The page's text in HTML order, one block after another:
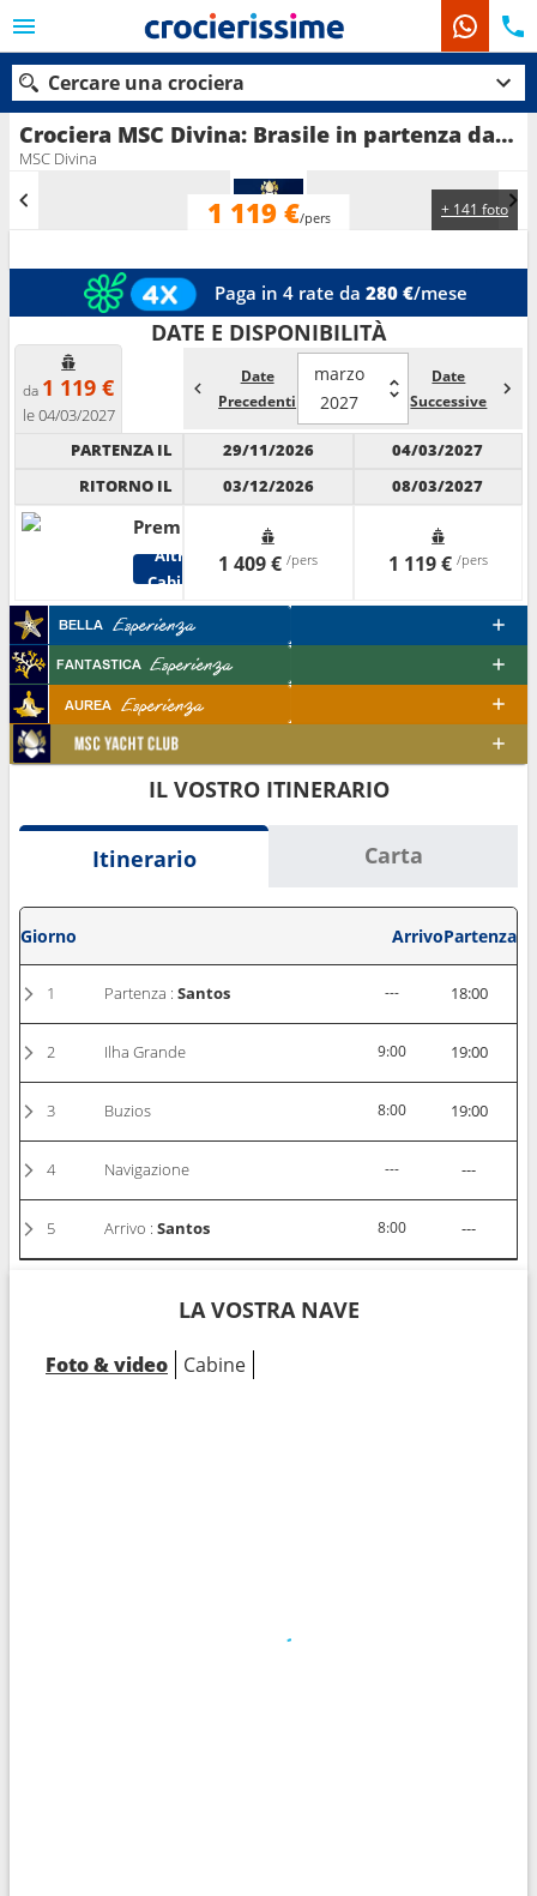
Crociera MSC Divina: Brasile in partenza da Santos
MSC Divina
+ 141 foto
1 119 €/pers
Paga in 4 rate da 280 €/mese
DATE E DISPONIBILITÀ
da 1 119 €
le 04/03/2027
Date
Precedenti
marzo
2027
Date
Successive
PARTENZA IL
RITORNO IL
Premium
Altre
Cabine
29/11/2026
03/12/2026
1 409 € /pers
04/03/2027
08/03/2027
1 119 € /pers
IL VOSTRO ITINERARIO
Itinerario Carta
Giorno ArrivoPartenza
1 Partenza :Santos --- 18:00
2 Ilha Grande 9:00 19:00
3 Buzios 8:00 19:00
4 Navigazione --- ---
5 Arrivo :Santos 8:00 ---
LA VOSTRA NAVE
Foto & video Cabine
Cercare una crociera
Le nostre destinazioni
Mesi di partenza
Porti Compagnie
Ricerca